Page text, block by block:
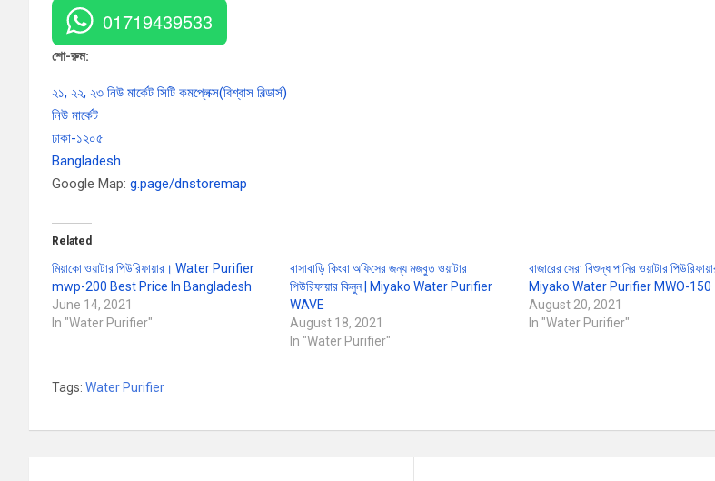
01719439533
শো-রুম:
২১, ২২, ২৩ নিউ মার্কেট সিটি কমপ্লেক্স(বিশ্বাস বিল্ডার্স)
নিউ মার্কেট
ঢাকা-১২০৫
Bangladesh
Google Map: g.page/dnstoremap
Related
মিয়াকো ওয়াটার পিউরিফায়ার। Water Purifier
mwp-200 Best Price In Bangladesh
June 14, 2021
In "Water Purifier"
বাসাবাড়ি কিংবা অফিসের জন্য মজবুত ওয়াটার
পিউরিফায়ার কিনুন | Miyako Water Purifier
WAVE
August 18, 2021
In "Water Purifier"
বাজারের সেরা বিশুদ্ধ পানির ওয়াটার
Miyako Water Purifier MWO-150
August 20, 2021
In "Water Purifier"
Tags: Water Purifier